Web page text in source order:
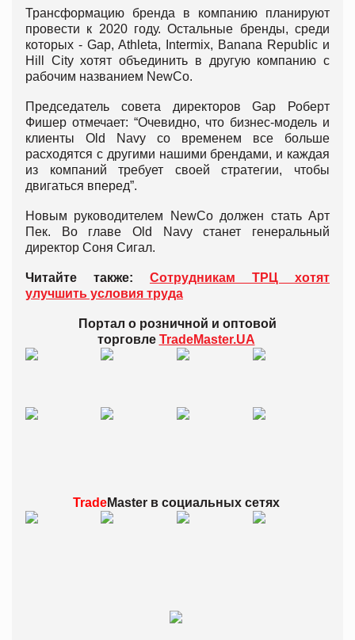
Трансформацию бренда в компанию планируют
провести к 2020 году. Остальные бренды, среди
которых - Gap, Athleta, Intermix, Banana Republic и
Hill City хотят объединить в другую компанию с
рабочим названием NewCo.
Председатель совета директоров Gap Роберт
Фишер отмечает: “Очевидно, что бизнес-модель и
клиенты Old Navy со временем все больше
расходятся с другими нашими брендами, и каждая
из компаний требует своей стратегии, чтобы
двигаться вперед”.
Новым руководителем NewCo должен стать Арт
Пек. Во главе Old Navy станет генеральный
директор Соня Сигал.
Читайте также: Сотрудникам ТРЦ хотят
улучшить условия труда
Портал о розничной и оптовой
торговле TradeMaster.UA
TradeMaster всоциальных сетях